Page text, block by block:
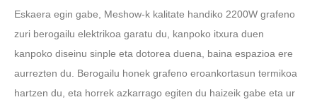
Eskaera egin gabe, Meshow-k kalitate handiko 2200W grafeno
zuri berogailu elektrikoa garatu du, kanpoko itxura duen
kanpoko diseinu sinple eta dotorea duena, baina espazioa ere
aurrezten du. Berogailu honek grafeno eroankortasun termikoa
hartzen du, eta horrek azkarrago egiten du haizeik gabe eta ur